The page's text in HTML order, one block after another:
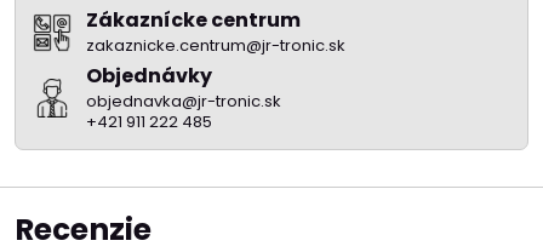
Zákaznícke centrum
zakaznicke.centrum@jr-tronic.sk
Objednávky
objednavka@jr-tronic.sk
+421 911 222 485
Recenzie